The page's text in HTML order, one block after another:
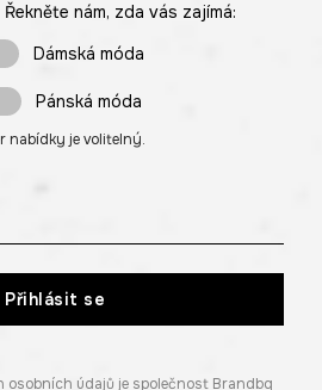
nám, zda vás zajímá:
Dámská móda
Pánská móda
nabídky je volitelný.
Přihlásit se
osobních údajů je společnost Brandbq